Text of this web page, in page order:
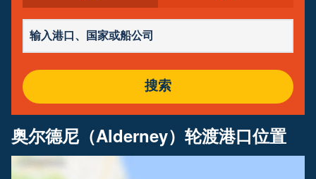
轮渡目的地
轮渡航线
轮渡港口
管理预定
搜索
奥尔德尼（Alderney）轮渡港口位置